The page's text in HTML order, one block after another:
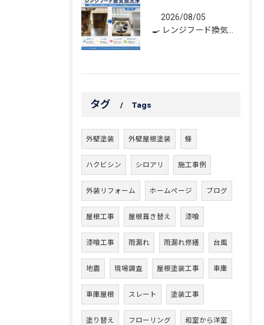
2026/08/05
タグ Tags
外壁塗装 外壁屋根塗装 蜂
ハクビシン シロアリ 施工事例
外装リフォーム ホームページ ブログ
屋根工事 屋根葺き替え 漆喰
漆喰工事 雨漏れ 雨漏れ修繕 台風
地震 現場調査 屋根塗装工事 車庫
車庫屋根 スレート 塗装工事
塗り替え フローリング 和室から洋室